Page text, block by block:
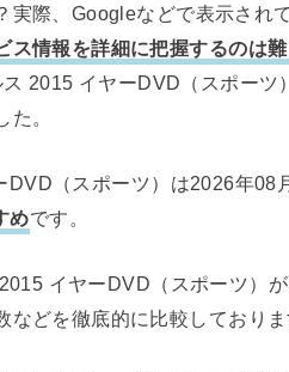
実際、Googleなどで表示され
ス情報を詳細に把握するのは
2015 イヤーDVD（スポーツ
。
（スポーツ）は2026年08
めです。
イヤーDVD（スポーツ）
どを徹底的に比較しておりま